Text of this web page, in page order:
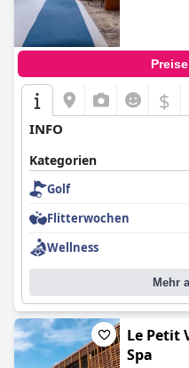
$
INFO
Kategorien
Golf
Flitterwochen
Wellness
Mehr
Le Petit
Spa